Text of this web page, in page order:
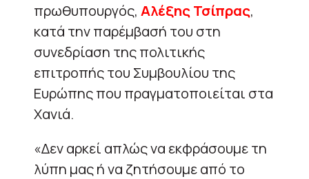
πρωθυπουργός, Αλέξης Τσίπρας,
κατά την παρέμβασή του στη
συνεδρίαση της πολιτικής
επιτροπής του Συμβουλίου της
Ευρώπης που πραγματοποιείται στα
Χανιά.
«Δεν αρκεί απλώς να εκφράσουμε τη
λύπη μας ή να ζητήσουμε από το